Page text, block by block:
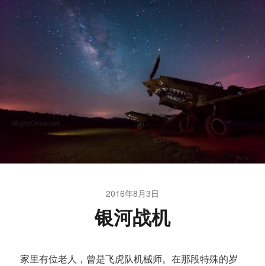
2016年8月3日
银河战机
家里有位老人，曾是飞虎队机械师。在那段特殊的岁